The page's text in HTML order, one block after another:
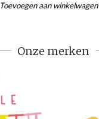
Toevoegen aan winkelwagen
Onze merken